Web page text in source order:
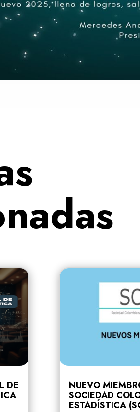
DE NUEVO
SOCIEDAD
ESTADÍSTICA